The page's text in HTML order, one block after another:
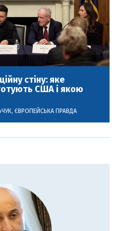
стіну: яке
США і якою
, ЄВРОПЕЙСЬКА ПРАВДА